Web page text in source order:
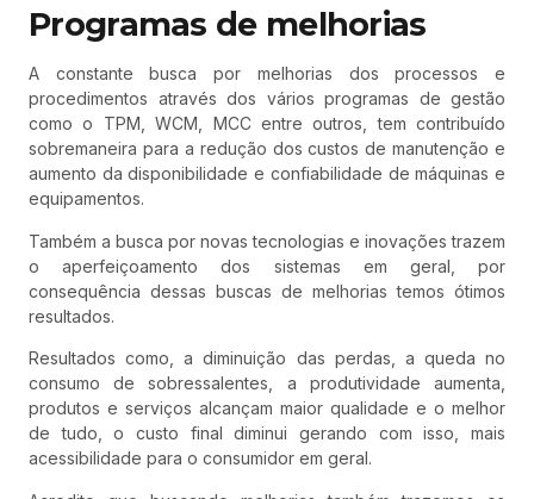
Programas de melhorias
A constante busca por melhorias dos processos e
procedimentos através dos vários programas de gestão
como o TPM, WCM, MCC entre outros, tem contribuído
sobremaneira para a redução dos custos de manutenção e
aumento da disponibilidade e confiabilidade de máquinas e
equipamentos.
Também a busca por novas tecnologias e inovações trazem
o aperfeiçoamento dos sistemas em geral, por
consequência dessas buscas de melhorias temos ótimos
resultados.
Resultados como, a diminuição das perdas, a queda no
consumo de sobressalentes, a produtividade aumenta,
produtos e serviços alcançam maior qualidade e o melhor
de tudo, o custo final diminui gerando com isso, mais
acessibilidade para o consumidor em geral.